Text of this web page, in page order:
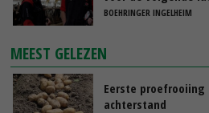
BOEHRINGER INGELHEIM
MEEST GELEZEN
Eerste
achterstand